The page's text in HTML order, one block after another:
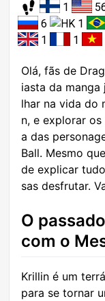
1
6
1
1
1
Olá, fãs de
iasta da manga
lhar na vida do
n, e explorar
a das
Ball. Mesmo
de explicar
sas desfrutar.
O
com o
Krillin é um
para se tornar